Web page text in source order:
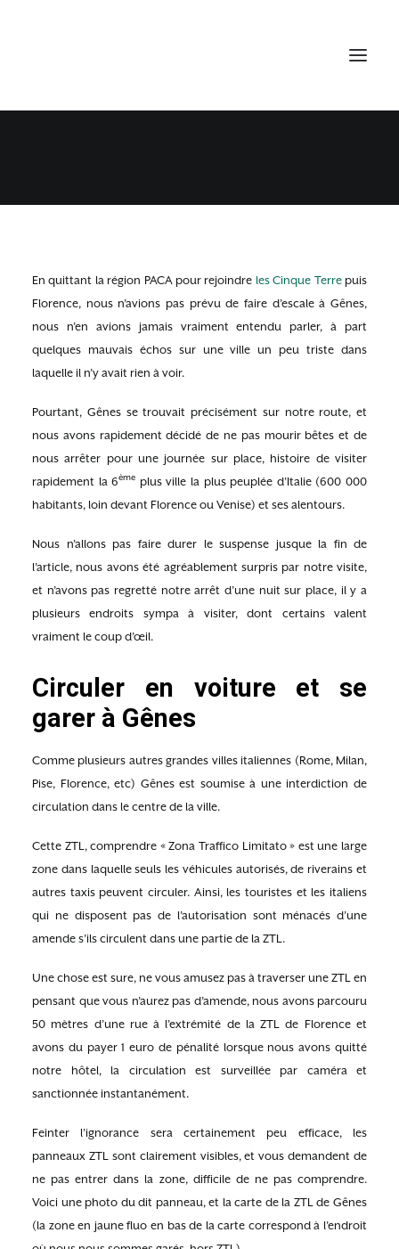
En quittant la région PACA pour rejoindre les Cinque Terrepuis
Florence, nous n’avions pas prévu de faire d’escale à Gênes,
nous n’en avions jamais vraiment entendu parler, à part
quelques mauvais échos sur une ville un peu triste dans
laquelle il n’y avait rien à voir.
Pourtant, Gênes se trouvait précisément sur notre route, et
nous avons rapidement décidé de ne pas mourir bêtes et de
nous arrêter pour une journée sur place, histoire de visiter
rapidement la 6ème plus ville la plus peuplée d’Italie (600 000
habitants, loin devant Florence ou Venise) et ses alentours.
Nous n’allons pas faire durer le suspense jusque la fin de
l’article, nous avons été agréablement surpris par notre visite,
et n’avons pas regretté notre arrêt d’une nuit sur place, il y a
plusieurs endroits sympa à visiter, dont certains valent
vraiment le coup d’œil.
Circuler en voiture et se
garer à Gênes
Comme plusieurs autres grandes villes italiennes (Rome, Milan,
Pise, Florence, etc) Gênes est soumise à une interdiction de
circulation dans le centre de la ville.
Cette ZTL, comprendre « Zona Traffico Limitato » est une large
zone dans laquelle seuls les véhicules autorisés, de riverains et
autres taxis peuvent circuler. Ainsi, les touristes et les italiens
qui ne disposent pas de l’autorisation sont ménacés d’une
amende s’ils circulent dans une partie de la ZTL.
Une chose est sure, ne vous amusez pas à traverser une ZTL en
pensant que vous n’aurez pas d’amende, nous avons parcouru
50 mètres d’une rue à l’extrémité de la ZTL de Florence et
avons du payer 1 euro de pénalité lorsque nous avons quitté
notre hôtel, la circulation est surveillée par caméra et
sanctionnée instantanément.
Feinter l’ignorance sera certainement peu efficace, les
panneaux ZTL sont clairement visibles, et vous demandent de
ne pas entrer dans la zone, difficile de ne pas comprendre.
Voici une photo du dit panneau, et la carte de la ZTL de Gênes
(la zone en jaune fluo en bas de la carte correspond à l’endroit